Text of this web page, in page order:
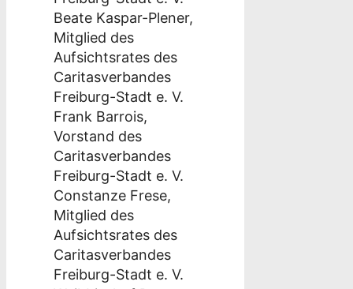
Beate Kaspar-Plener,
Mitglied des
Aufsichtsrates des
Caritasverbandes
Freiburg-Stadt e. V.
Frank Barrois,
Vorstand des
Caritasverbandes
Freiburg-Stadt e. V.
Constanze Frese,
Mitglied des
Aufsichtsrates des
Caritasverbandes
Freiburg-Stadt e. V.